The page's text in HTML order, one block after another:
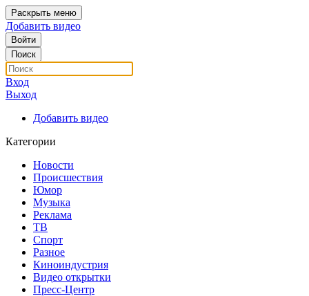
Раскрыть меню
Добавить видео
Войти
Поиск
Вход
Выход
Добавить видео
Категории
Новости
Происшествия
Юмор
Музыка
Реклама
ТВ
Спорт
Разное
Киноиндустрия
Видео открытки
Пресс-Центр